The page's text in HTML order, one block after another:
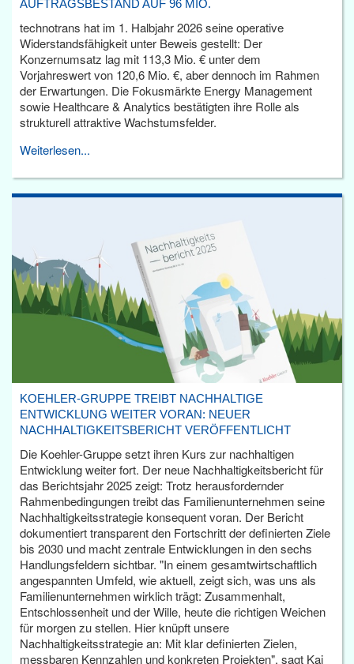
AUFTRAGSBESTAND AUF 96 MIO.
technotrans hat im 1. Halbjahr 2026 seine operative
Widerstandsfähigkeit unter Beweis gestellt: Der
Konzernumsatz lag mit 113,3 Mio. € unter dem
Vorjahreswert von 120,6 Mio. €, aber dennoch im Rahmen
der Erwartungen. Die Fokusmärkte Energy Management
sowie Healthcare & Analytics bestätigten ihre Rolle als
strukturell attraktive Wachstumsfelder.
Weiterlesen...
KOEHLER-GRUPPE TREIBT NACHHALTIGE
ENTWICKLUNG WEITER VORAN: NEUER
NACHHALTIGKEITSBERICHT VERÖFFENTLICHT
Die Koehler-Gruppe setzt ihren Kurs zur nachhaltigen
Entwicklung weiter fort. Der neue Nachhaltigkeitsbericht für
das Berichtsjahr 2025 zeigt: Trotz herausfordernder
Rahmenbedingungen treibt das Familienunternehmen seine
Nachhaltigkeitsstrategie konsequent voran. Der Bericht
dokumentiert transparent den Fortschritt der definierten Ziele
bis 2030 und macht zentrale Entwicklungen in den sechs
Handlungsfeldern sichtbar. "In einem gesamtwirtschaftlich
angespannten Umfeld, wie aktuell, zeigt sich, was uns als
Familienunternehmen wirklich trägt: Zusammenhalt,
Entschlossenheit und der Wille, heute die richtigen Weichen
für morgen zu stellen. Hier knüpft unsere
Nachhaltigkeitsstrategie an: Mit klar definierten Zielen,
messbaren Kennzahlen und konkreten Projekten", sagt Kai